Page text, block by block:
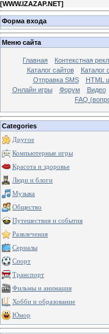
[WWW.IZAZAP.NET]
Форма входа
Меню сайта
Главная Контекстная
Каталог сайтов
Каталог
Отправка SMS
HTML
Онлайн игры
Форум Видео
FAQ
Categories
Другое
Компьютерные игры
Красота и здоровье
Люди и блоги
Музыка
Общество
Путешествия и события
Развлечения
Сериалы
Спорт
Транспорт
Фильмы и анимация
Хобби и образование
Юмор